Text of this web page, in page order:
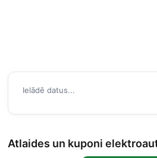
Ielādē datus...
Atlaides un kuponi